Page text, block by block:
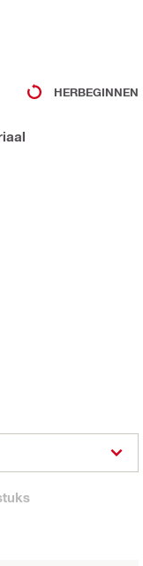
HERBEGINNEN